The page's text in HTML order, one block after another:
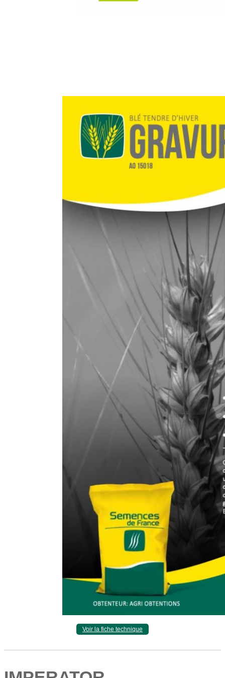
Voir la fiche technique